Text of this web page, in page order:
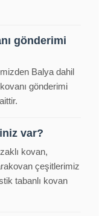
gönderimi
Balya dahil
gönderimi
var?
kovan,
çeşitlerimiz
tabanlı kovan